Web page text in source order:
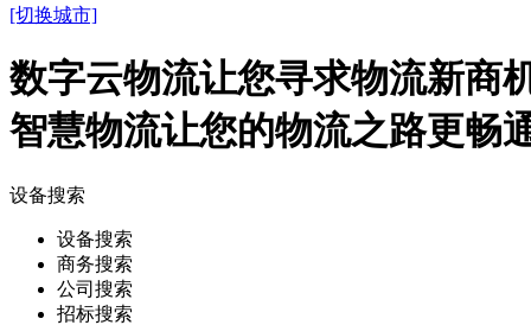
[切换城市]
数字云物流让您寻求物流新商
智慧物流让您的物流之路更畅
设备搜索
设备搜索
商务搜索
公司搜索
招标搜索